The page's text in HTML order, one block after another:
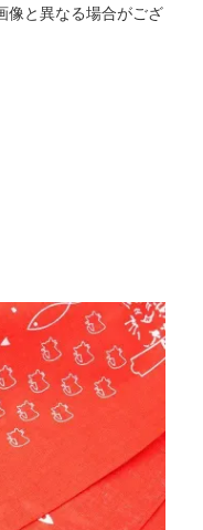
像と異なる場合がござ